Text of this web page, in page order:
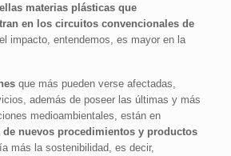
materias plásticas que
en los circuitos convencionales de
el impacto, entendemos, es mayor en la
que más pueden verse afectadas,
además de poseer las últimas y más
medioambientales, están en
de nuevos procedimientos y productos
más la sostenibilidad, es decir,